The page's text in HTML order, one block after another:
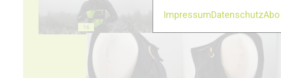
16
ImpressumDatenschutz